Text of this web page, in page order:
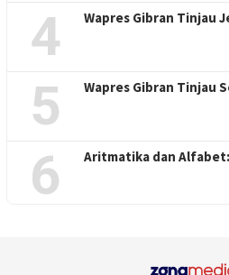
4 Wapres Gibran Tinjau
5 Wapres Gibran Tinjau
6 Aritmatika dan